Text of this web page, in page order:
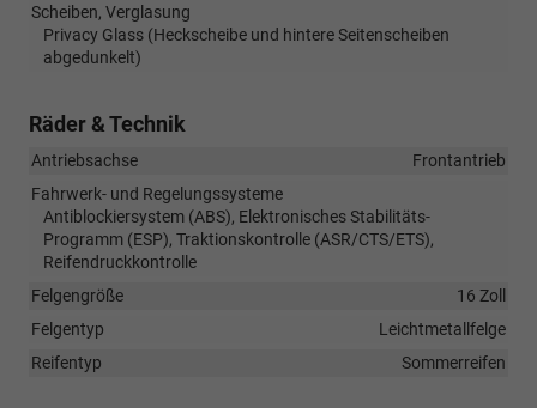
Scheiben, Verglasung
Privacy Glass (Heckscheibe und hintere Seitenscheiben
abgedunkelt)
Räder & Technik
Antriebsachse
Frontantrieb
Fahrwerk- und Regelungssysteme
Antiblockiersystem (ABS), Elektronisches Stabilitäts-
Programm (ESP), Traktionskontrolle (ASR/CTS/ETS),
Reifendruckkontrolle
Felgengröße
16 Zoll
Felgentyp
Leichtmetallfelge
Reifentyp
Sommerreifen